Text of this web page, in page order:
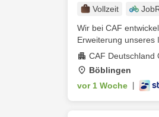
Vollzeit
Wir bei CAF
Erweiterung unseres
CAF Deutschland
Böblingen
vor 1 Woche